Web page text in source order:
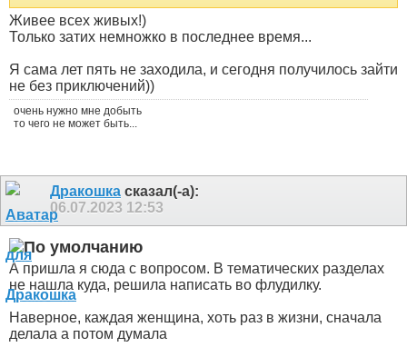
Живее всех живых!)
Только затих немножко в последнее время...
Я сама лет пять не заходила, и сегодня получилось зайти
не без приключений))
очень нужно мне добыть
то чего не может быть...
Дракошка сказал(-а):
06.07.2023 12:53
А пришла я сюда с вопросом. В тематических разделах
не нашла куда, решила написать во флудилку.
Наверное, каждая женщина, хоть раз в жизни, сначала
делала а потом думала